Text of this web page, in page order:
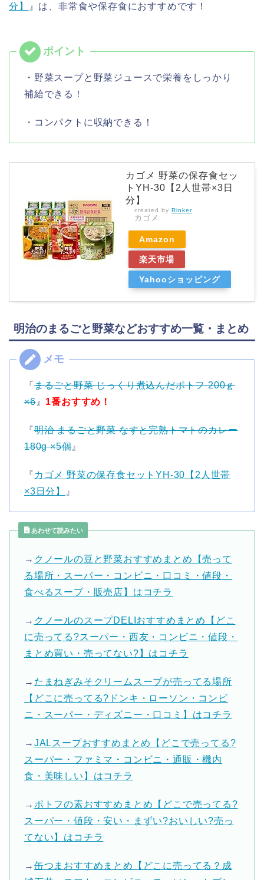
分】
』は、非常食や保存食におすすめです！
・野菜スープと野菜ジュースで栄養をしっかり
補給できる！
・コンパクトに収納できる！
カゴメ 野菜の保存食セッ
トYH-30【2人世帯×3日
分】
created by Rinker
カゴメ
Amazon
楽天市場
Yahooショッピング
明治のまるごと野菜などおすすめ一覧・まとめ
『まるごと野菜 じっくり煮込んだポトフ 200ｇ
×6』 1番おすすめ！
『明治 まるごと野菜 なすと完熟トマトのカレー
180g ×5個』
『 カゴメ 野菜の保存食セットYH-30【2人世帯
×3日分】
』
あわせて読みたい
→ クノールの豆と野菜おすすめまとめ【売って
る場所・スーパー・コンビニ・口コミ・値段・
食べるスープ・販売店】はコチラ
→ クノールのスープDELIおすすめまとめ【どこ
に売ってる?スーパー・西友・コンビニ・値段・
まとめ買い・売ってない?】はコチラ
→ たまねぎみそクリームスープが売ってる場所
【どこに売ってる?ドンキ・ローソン・コンビ
ニ・スーパー・ディズニー・口コミ】はコチラ
→ JALスープおすすめまとめ【どこで売ってる?
スーパー・ファミマ・コンビニ・通販・機内
食・美味しい】はコチラ
→ ポトフの素おすすめまとめ【どこで売ってる?
スーパー・値段・安い・まずい?おいしい?売っ
てない】はコチラ
→ 缶つまおすすめまとめ【どこに売ってる？成